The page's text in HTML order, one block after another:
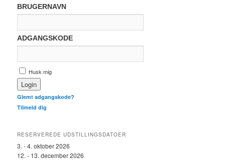
BRUGERNAVN
ADGANGSKODE
Husk mig
Glemt adgangskode?
Tilmeld dig
RESERVEREDE UDSTILLINGSDATOER
3. - 4. oktober 2026
12. - 13. december 2026